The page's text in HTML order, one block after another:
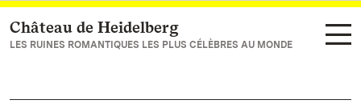
Vers la page d’accueil
Château de Heidelberg
LES RUINES ROMANTIQUES LES PLUS CÉLÈBRES AU MONDE